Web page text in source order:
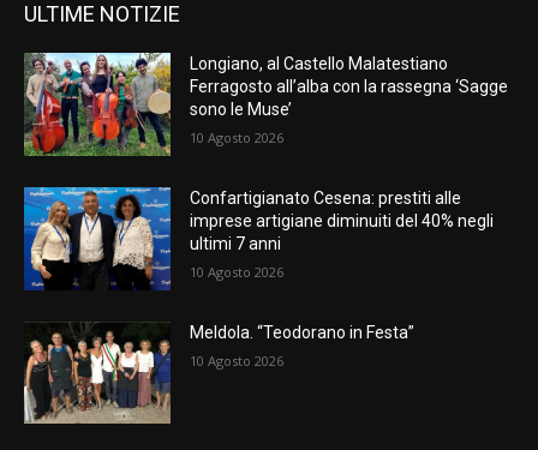
ULTIME NOTIZIE
Longiano, al Castello Malatestiano
Ferragosto all’alba con la rassegna ‘Sagge
sono le Muse’
10 Agosto 2026
Confartigianato Cesena: prestiti alle
imprese artigiane diminuiti del 40% negli
ultimi 7 anni
10 Agosto 2026
Meldola. “Teodorano in Festa”
10 Agosto 2026